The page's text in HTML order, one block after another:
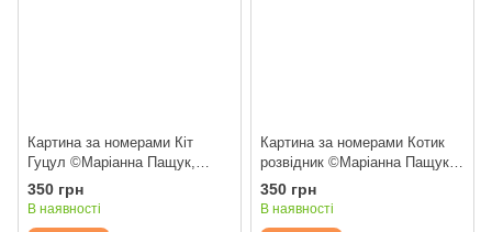
Картина за номерами Кіт
Гуцул ©Маріанна Пащук,
40х50 см, Brushme
350 грн
В наявності
Картина за номерами Котик
розвідник ©Маріанна Пащук,
40х50 см, Brushme
350 грн
В наявності